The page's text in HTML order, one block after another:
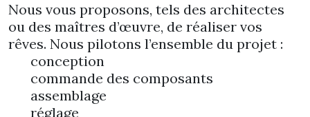
Nous vous proposons, tels des architectes
ou des maîtres d’œuvre, de réaliser vos
rêves. Nous pilotons l’ensemble du projet :
conception
commande des composants
assemblage
réglage